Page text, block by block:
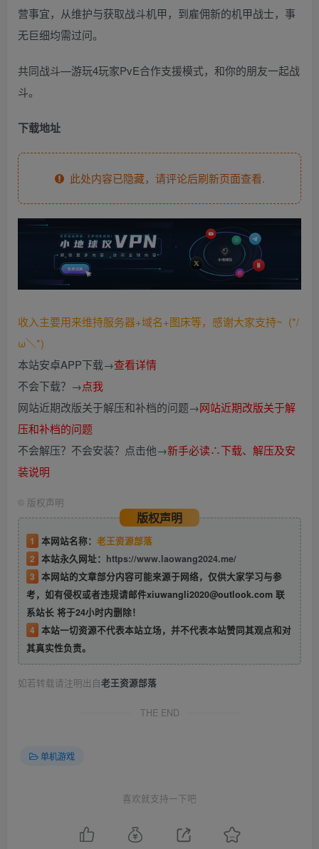
营事宜，从维护与获取战斗机甲，到雇佣新的机甲战士，事
无巨细均需过问。
共同战斗—游玩4玩家PvE合作支援模式，和你的朋友一起战
斗。
下载地址
此处内容已隐藏，请评论后刷新页面查看.
收入主要用来维持服务器+域名+图床等，感谢大家支持~ (*/
ω＼*)
本站安卓APP下载→查看详情
不会下载？→点我
网站近期改版关于解压和补档的问题→网站近期改版关于解
压和补档的问题
不会解压？不会安装？点击他→新手必读∴下载、解压及安
装说明
© 版权声明
版权声明
1 本网站名称： 老王资源部落
2 本站永久网址： https://www.laowang2024.me/
3 本网站的文章部分内容可能来源于网络，仅供大家学习与参
考，如有侵权或者违规请邮件xiuwangli2020@outlook.com 联
系站长 将于24小时内删除！
4 本站一切资源不代表本站立场，并不代表本站赞同其观点和对
其真实性负责。
如若转载请注明出自老王资源部落
THE END
单机游戏
喜欢就支持一下吧